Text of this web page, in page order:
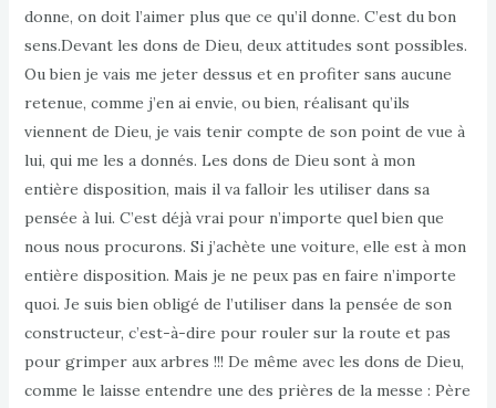
donne, on doit l’aimer plus que ce qu’il donne. C’est du bon
sens.Devant les dons de Dieu, deux attitudes sont possibles.
Ou bien je vais me jeter dessus et en profiter sans aucune
retenue, comme j’en ai envie, ou bien, réalisant qu’ils
viennent de Dieu, je vais tenir compte de son point de vue à
lui, qui me les a donnés. Les dons de Dieu sont à mon
entière disposition, mais il va falloir les utiliser dans sa
pensée à lui. C’est déjà vrai pour n’importe quel bien que
nous nous procurons. Si j’achète une voiture, elle est à mon
entière disposition. Mais je ne peux pas en faire n’importe
quoi. Je suis bien obligé de l’utiliser dans la pensée de son
constructeur, c’est-à-dire pour rouler sur la route et pas
pour grimper aux arbres !!! De même avec les dons de Dieu,
comme le laisse entendre une des prières de la messe : Père